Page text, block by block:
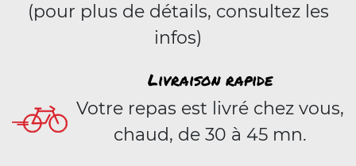
(pour plus de détails, consultez les
infos)
Livraison rapide
Votre repas est livré chez vous,
chaud, de 30 à 45 mn.